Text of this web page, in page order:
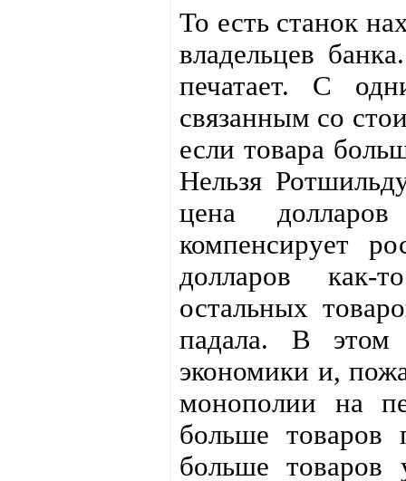
То есть станок
владельцев
печатает. С
связанным со
если товара
Нельзя
цена
компенсирует
долларов как-
остальных
падала. В этом
экономики и,
монополии на
больше товаров
больше товаров